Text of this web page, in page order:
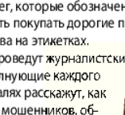
83
газета